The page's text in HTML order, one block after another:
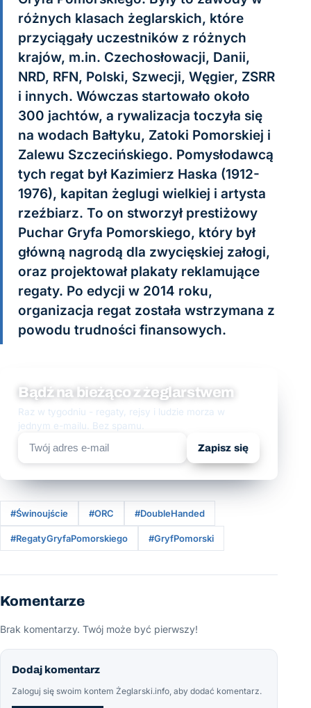
różnych klasach żeglarskich, które
przyciągały uczestników z różnych
krajów, m.in. Czechosłowacji, Danii,
NRD, RFN, Polski, Szwecji, Węgier, ZSRR
i innych. Wówczas startowało około
300 jachtów, a rywalizacja toczyła się
na wodach Bałtyku, Zatoki Pomorskiej i
Zalewu Szczecińskiego. Pomysłodawcą
tych regat był Kazimierz Haska (1912-
1976), kapitan żeglugi wielkiej i artysta
rzeźbiarz. To on stworzył prestiżowy
Puchar Gryfa Pomorskiego, który był
główną nagrodą dla zwycięskiej załogi,
oraz projektował plakaty reklamujące
regaty. Po edycji w 2014 roku,
organizacja regat została wstrzymana z
powodu trudności finansowych.
Bądź na bieżąco z żeglarstwem
Raz w tygodniu - regaty, rejsy i ludzie morza w
jednym e-mailu. Bez spamu.
Zapisz się
#Świnoujście #ORC #DoubleHanded
#RegatyGryfaPomorskiego #GryfPomorski
Komentarze
Brak komentarzy. Twój może być pierwszy!
Dodaj komentarz
Zaloguj się swoim kontem Żeglarski.info, aby dodać komentarz.